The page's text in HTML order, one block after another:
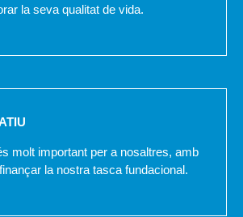
la seva qualitat de vida.
molt important per a nosaltres, amb
la nostra tasca fundacional.